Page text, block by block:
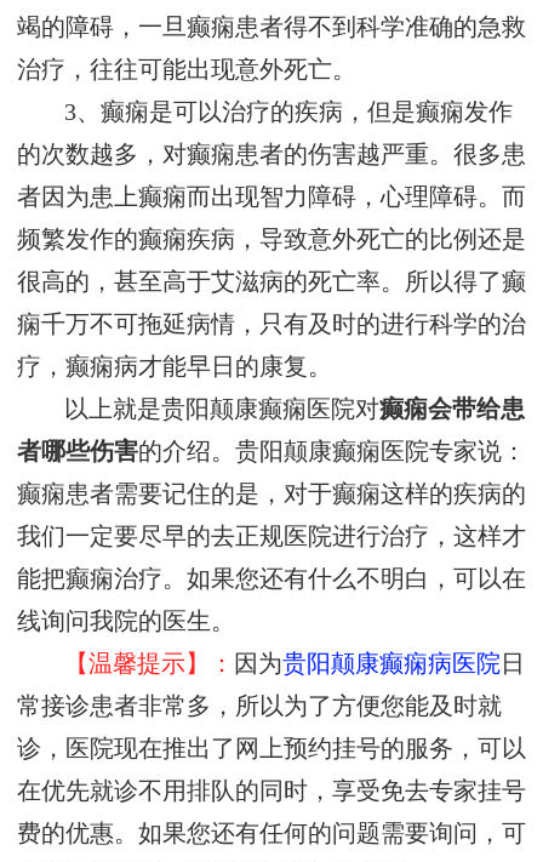
竭的障碍，一旦癫痫患者得不到科学准确的急救
治疗，往往可能出现意外死亡。
3、癫痫是可以治疗的疾病，但是癫痫发作
的次数越多，对癫痫患者的伤害越严重。很多患
者因为患上癫痫而出现智力障碍，心理障碍。而
频繁发作的癫痫疾病，导致意外死亡的比例还是
很高的，甚至高于艾滋病的死亡率。所以得了癫
痫千万不可拖延病情，只有及时的进行科学的治
疗，癫痫病才能早日的康复。
以上就是贵阳颠康癫痫医院对癫痫会带给患
者哪些伤害的介绍。贵阳颠康癫痫医院专家说：
癫痫患者需要记住的是，对于癫痫这样的疾病的
我们一定要尽早的去正规医院进行治疗，这样才
能把癫痫治疗。如果您还有什么不明白，可以在
线询问我院的医生。
【温馨提示】： 因为贵阳颠康癫痫病医院日
常接诊患者非常多，所以为了方便您能及时就
诊，医院现在推出了网上预约挂号的服务，可以
在优先就诊不用排队的同时，享受免去专家挂号
费的优惠。如果您还有任何的问题需要询问，可